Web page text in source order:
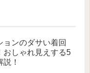
ョンのダサい着回
おしゃれ見えする5
！